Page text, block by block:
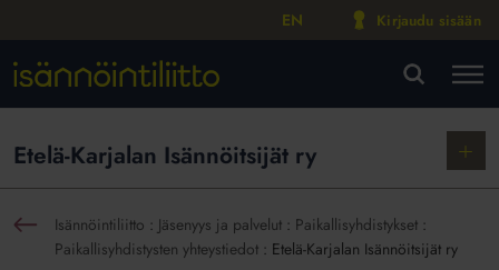
EN Kirjaudu sisään
Etelä-Karjalan Isännöitsijät ry
Näytä
Isännöintiliitto : Jäsenyys ja palvelut : Paikallisyhdistykset :
Paikallisyhdistysten yhteystiedot : Etelä-Karjalan Isännöitsijät ry